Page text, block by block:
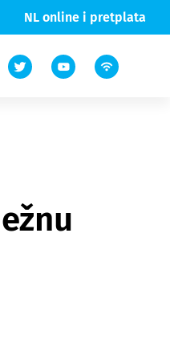
NL online i pretplata